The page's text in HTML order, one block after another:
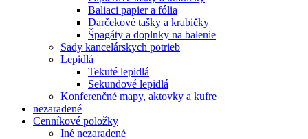
Baliaci papier a fólia
Darčekové tašky a krabičky
Špagáty a doplnky na balenie
Sady kancelárskych potrieb
Lepidlá
Tekuté lepidlá
Sekundové lepidlá
Konferenčné mapy, aktovky a kufre
nezaradené
Cenníkové položky
Iné nezaradené